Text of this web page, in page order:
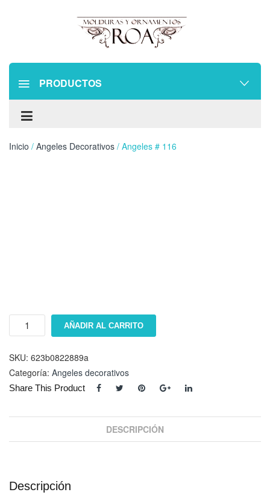
PRODUCTOS
Inicio / Angeles Decorativos / Angeles # 116
Angeles
cantidad
AÑADIR AL CARRITO
SKU: 623b0822889a
Categoría: Angeles decorativos
Share This Product
DESCRIPCIÓN
Descripción